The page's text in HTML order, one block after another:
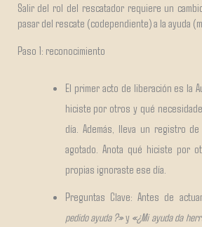
Salir del rol del rescatador requiere un
pasar del rescate (codependiente) a la ayuda
Paso 1: reconocimiento
El primer acto de liberación es la
hiciste por otros y qué
día. Además, lleva un registro
agotado. Anota qué hiciste por
propias ignoraste ese día.
Preguntas Clave: Antes de
pedido ayuda ?»y «¿Mi ayuda da